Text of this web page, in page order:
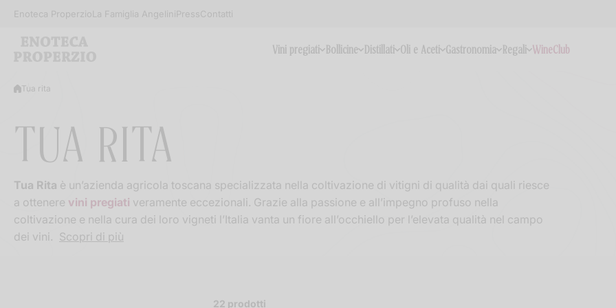
Enoteca Properzio La Famiglia Angelini PressContatti
Vini pregiati Bollicine Distillati Oli e Aceti Gastronomia Regali WineClub
Tua rita
TUA RITA
Tua Rita è un’azienda agricola toscana specializzata nella coltivazione di vitigni di qualità dai quali riesce
a ottenere vini pregiati veramente eccezionali. Grazie alla passione e all’impegno profuso nella
coltivazione e nella cura dei loro vigneti l’Italia vanta un fiore all’occhiello per l’elevata qualità nel campo
dei vini. Scopri di più
22 prodotti